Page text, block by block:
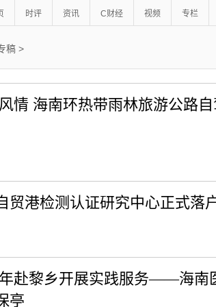
时评 资讯 C财经 视频 专栏
稿>
情 海南环热带雨林旅游公路
贸港检测认证研究中心正式落
赴黎乡开展实践服务——海南
亭